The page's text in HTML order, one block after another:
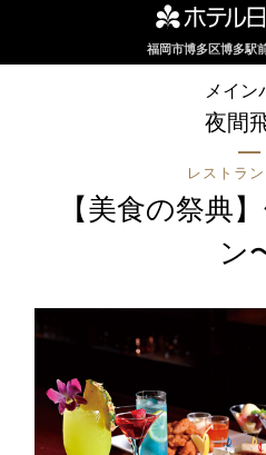
福岡市博多区博多駅
メイン
夜間
レストラ
【美食の祭典
ン
インターネットにて
ご予約を承っ
お席の
TEL 092-